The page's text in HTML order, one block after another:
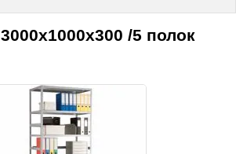
Стеллажи с нагрузкой до 150 кг на полку
/5 полок